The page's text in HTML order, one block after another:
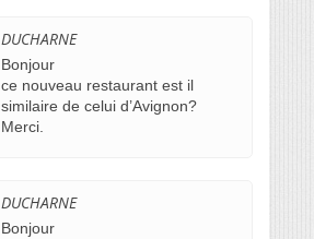
DUCHARNE
Bonjour
ce nouveau restaurant est il
similaire de celui d’Avignon?
Merci.
DUCHARNE
Bonjour